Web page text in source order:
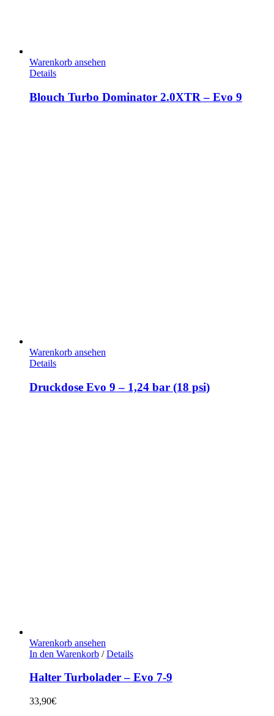
Warenkorb ansehen
Details
Blouch Turbo Dominator 2.0XTR – Evo 9
Warenkorb ansehen
Details
Druckdose Evo 9 – 1,24 bar (18 psi)
Warenkorb ansehen
In den Warenkorb / Details
Halter Turbolader – Evo 7-9
33,90€